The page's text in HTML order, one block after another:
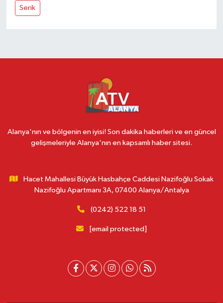
Serik
Alanya'nın ve bölgenin en iyisi! Son dakika haberleri ve en güncel
gelişmeleriyle Alanya'nın en kapsamlı haber sitesi.
Hacet Mahallesi Büyük Hasbahçe Caddesi Nazifoğlu Sokak
Nazifoğlu Apartmanı 3A, 07400 Alanya/Antalya
(0242) 522 18 51
[email protected]